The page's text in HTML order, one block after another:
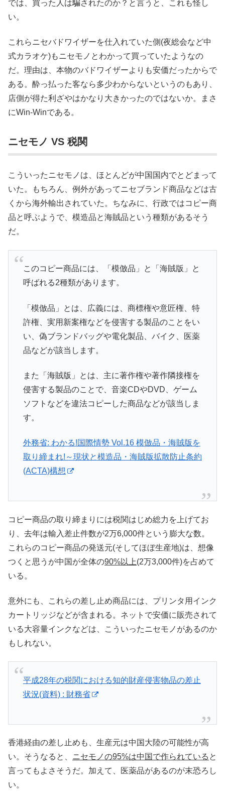
では、買った人は騙されたのか？と言うと、これも怪し
い。
これらニセバドワイザーを仕入れていた側(夜総会など中
式カラオケ)もニセモノとわかって買っていたようなの
だ。理由は、本物のバドワイザーよりも安価だったからで
ある。酔っ払った客なら多少わからないというのもあり、
店側が得た利ざやはかなり大きかったのではないか。まさ
にWin-Winである。
ニセモノ VS 税関
こういったニセモノは、ほとんどが中国国内でとどまって
いた。もちろん、例外があってニセブランド商品などは古
くから海外輸出されていた。ちなみに、行政ではコピー商
品と呼ぶようで、模造品と海賊品という種類があるそう
だ。
このコピー商品には、「模倣品」と「海賊版」と
呼ばれる2種類があります。
「模倣品」とは、広義には、商標権や意匠権、特
許権、実用新案権などを侵害する製品のことをい
い、偽ブランドバッグや電化製品、バイク、医薬
品などが該当します。
また「海賊版」とは、主に著作権や著作隣接権を
侵害する製品のことで、音楽CDやDVD、ゲーム
ソフトなどを違法コピーした商品などが該当しま
す。
外務省: わかる!国際情勢 Vol.16 模倣品・海賊版を
取り締まれ!～現状と模造品・海賊版拡散防止条約
(ACTA)構想
コピー商品の取り締まりには税関はじめ総力を上げてお
り、去年は輸入差止件数が2万6,000件という膨大な数。
これらのコピー商品の発送元(そしてほぼ生産地)は、想像
つくと思うが中国が全体の90%以上(2万3,000件)を占めて
いる。
意外にも、これらの差し止め商品には、プリンタ用インク
カートリッジなどが含まれる。ネットで安価に販売されて
いる大容量インクなどは、こういったニセモノがあるのか
もしれない。
平成28年の税関における知的財産侵害物品の差止
状況(資料) : 財務省
香港経由の差し止めも、生産元は中国大陸の可能性が高
い。そうなると、 ニセモノの95%は中国で作られている と
言ってもよさそうだ。加えて、医薬品があるのが末恐ろし
い。